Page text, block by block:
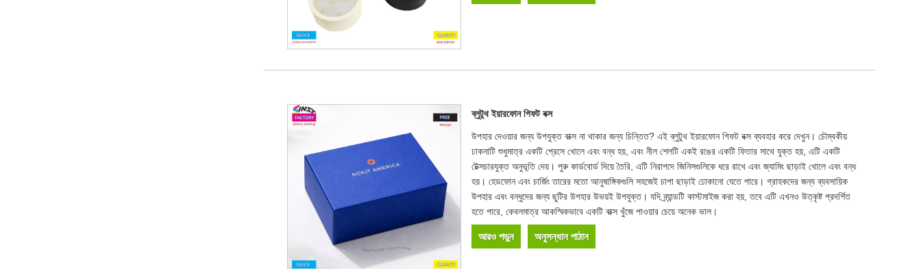
ব্লুটুথ ইয়ারফোন গিফট বক্স
উপহার দেওয়ার জন্য উপযুক্ত বাক্স না থাকার জন্য চিন্তিত? এই ব্লুটুথ ইয়ারফোন গিফট বক্স ব্যবহার করে দেখুন। চৌম্বকীয়
ঢাকনাটি শুধুমাত্র একটি প্রেসে খোলে এবং বন্ধ হয়, এবং নীল শেলটি একই রঙের একটি ফিতার সাথে যুক্ত হয়, এটি একটি
টেক্সচারযুক্ত অনুভূতি দেয়। পুরু কার্ডবোর্ড দিয়ে তৈরি, এটি নিরাপদে জিনিসগুলিকে ধরে রাখে এবং জ্যামিং ছাড়াই খোলে এবং বন্ধ
হয়। হেডফোন এবং চার্জিং তারের মতো আনুষাঙ্গিকগুলি সহজেই চাপা ছাড়াই ঢোকানো যেতে পারে। গ্রাহকদের জন্য ব্যবসায়িক
উপহার এবং বন্ধুদের জন্য ছুটির উপহার উভয়ই উপযুক্ত। যদি ব্র্যান্ডটি কাস্টমাইজ করা হয়, তবে এটি এখনও উত্কৃষ্ট প্রদর্শিত
হতে পারে, কেবলমাত্র আকস্মিকভাবে একটি বাক্স খুঁজে পাওয়ার চেয়ে অনেক ভাল।
আরও পড়ুন অনুসন্ধান পাঠান